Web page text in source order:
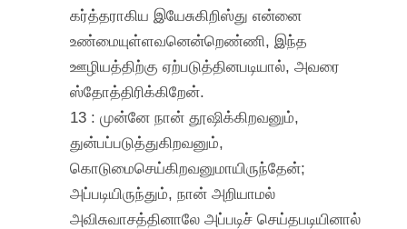
கர்த்தராகிய இயேசுகிறிஸ்து என்னை
உண்மையுள்ளவனென்றெண்ணி, இந்த
ஊழியத்திற்கு ஏற்படுத்தினபடியால், அவரை
ஸ்தோத்திரிக்கிறேன்.
13 : முன்னே நான் தூஷிக்கிறவனும்,
துன்பப்படுத்துகிறவனும்,
கொடுமைசெய்கிறவனுமாயிருந்தேன்;
அப்படியிருந்தும், நான் அறியாமல்
அவிசுவாசத்தினாலே அப்படிச் செய்தபடியினால்